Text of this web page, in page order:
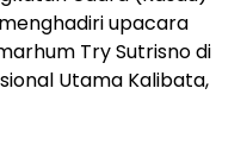
upacara
Try Sutrisno di
Utama Kalibata,